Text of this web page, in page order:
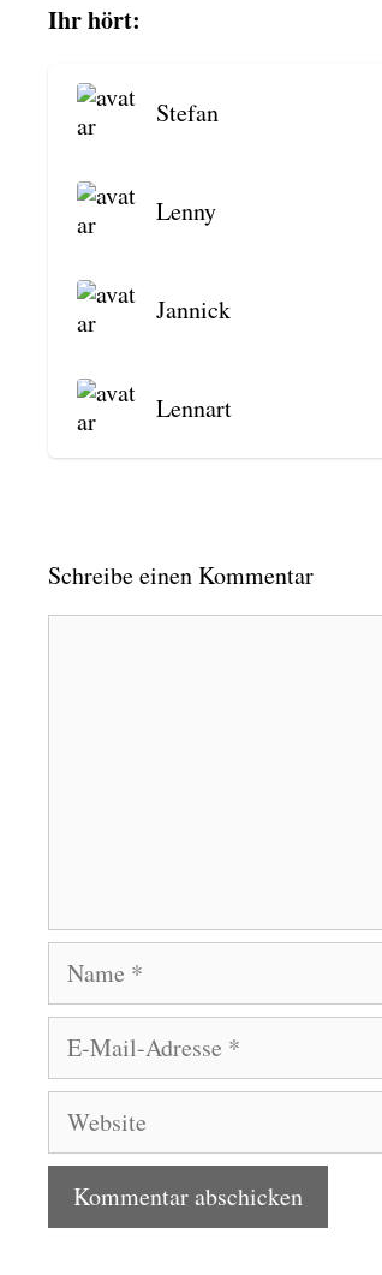
Ihr hört:
Ste­fan
Len­ny
Jan­nick
Lenn­art
Schreibe einen Kommentar
Kommentar
Name
E-
Mail-
Adresse
Website